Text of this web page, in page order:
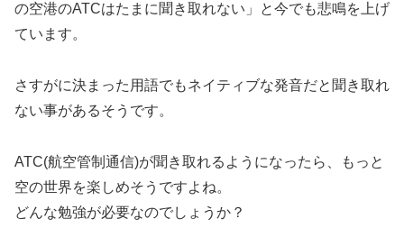
の空港のATCはたまに聞き取れない」と今でも悲鳴を上げ
ています。
さすがに決まった用語でもネイティブな発音だと聞き取れ
ない事があるそうです。
ATC(航空管制通信)が聞き取れるようになったら、もっと
空の世界を楽しめそうですよね。
どんな勉強が必要なのでしょうか？